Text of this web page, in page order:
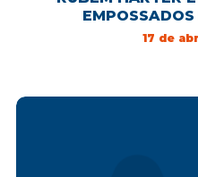
17 de